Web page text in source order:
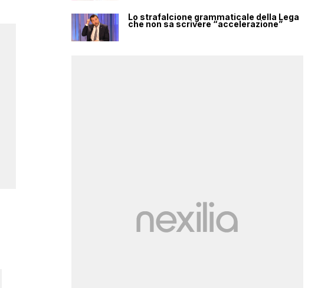
Lo strafalcione grammaticale della Lega
che non sa scrivere “accelerazione”